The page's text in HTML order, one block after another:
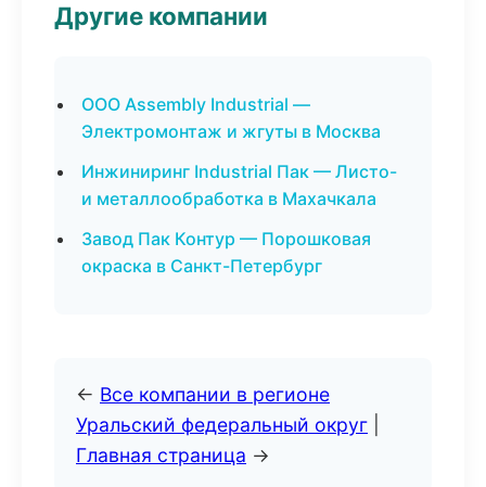
Другие компании
ООО Assembly Industrial —
Электромонтаж и жгуты в Москва
Инжиниринг Industrial Пак — Листо-
и металлообработка в Махачкала
Завод Пак Контур — Порошковая
окраска в Санкт-Петербург
← Все компании в регионе
Уральский федеральный округ
Главная страница →